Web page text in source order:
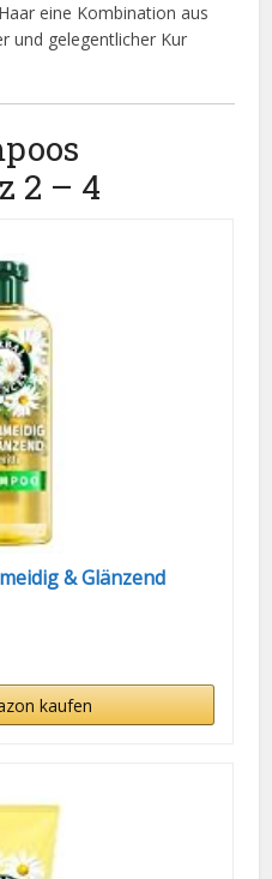
eine Kombination aus
und gelegentlicher Kur
2 – 4
& Glänzend
kaufen